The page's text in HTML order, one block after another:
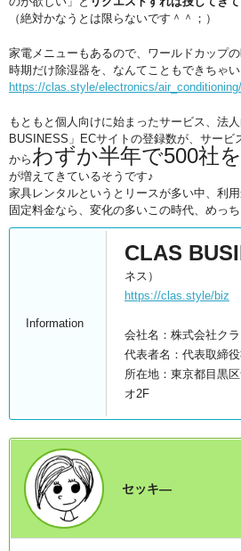
（絶対かなうとは限らないです＾＾；）
家電メニューもあるので、ワールドカップ
時期だけ除湿器を、なんてこともできちゃい
https://clas.style/electronics/air_conditioning/
もともと個人向けに始まったサービス、法
BUSINESS」ECサイトの登録数が、サービ
から わずか半年で500社
が増えてきているそうです♪
家具レンタルというとリースが多い中、利
固定料金なら、変化の多いこの時代、めっ
Information
CLAS
ネス）
https://clas.style/biz
会社名：株式会社ク
代表者名：代表取締
所在地：東京都目黒
オ2F
セッキ―